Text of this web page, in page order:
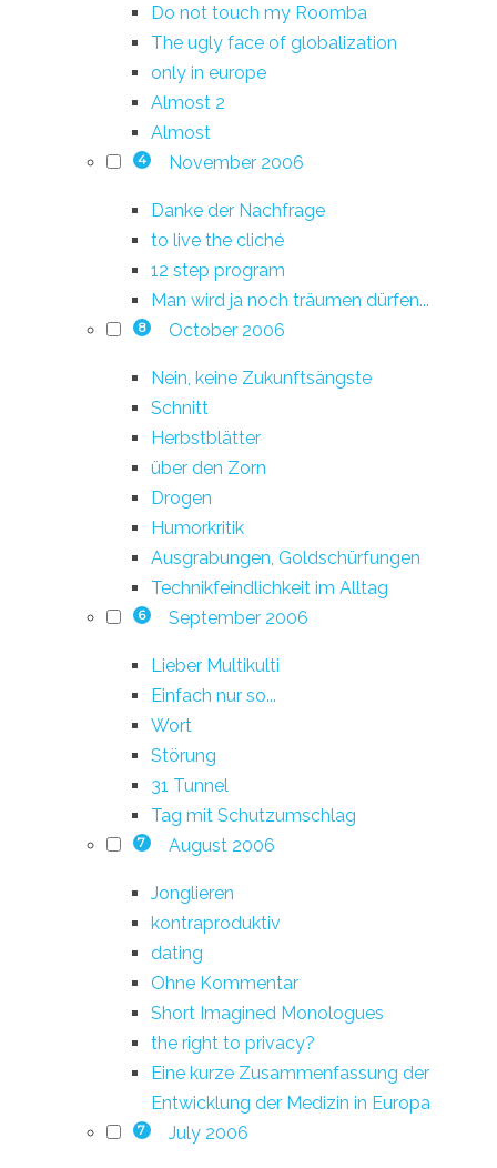
Do not touch my Roomba
The ugly face of globalization
only in europe
Almost 2
Almost
4 November 2006
Danke der Nachfrage
to live the cliché
12 step program
Man wird ja noch träumen dürfen...
8 October 2006
Nein, keine Zukunftsängste
Schnitt
Herbstblätter
über den Zorn
Drogen
Humorkritik
Ausgrabungen, Goldschürfungen
Technikfeindlichkeit im Alltag
6 September 2006
Lieber Multikulti
Einfach nur so...
Wort
Störung
31 Tunnel
Tag mit Schutzumschlag
7 August 2006
Jonglieren
kontraproduktiv
dating
Ohne Kommentar
Short Imagined Monologues
the right to privacy?
Eine kurze Zusammenfassung der
Entwicklung der Medizin in Europa
7 July 2006